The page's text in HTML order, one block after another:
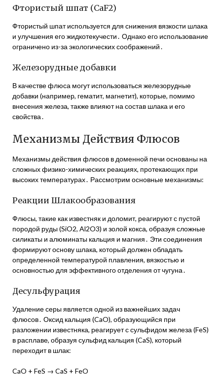
Фтористый шпат (CaF2)
Фтористый шпат используется для снижения вязкости шлака
и улучшения его жидкотекучести․ Однако его использование
ограничено из-за экологических соображений․
Железорудные добавки
В качестве флюса могут использоваться железорудные
добавки (например, гематит, магнетит), которые, помимо
внесения железа, также влияют на состав шлака и его
свойства․
Механизмы Действия Флюсов
Механизмы действия флюсов в доменной печи основаны на
сложных физико-химических реакциях, протекающих при
высоких температурах․ Рассмотрим основные механизмы:
Реакции Шлакообразования
Флюсы, такие как известняк и доломит, реагируют с пустой
породой руды (SiO2, Al2O3) и золой кокса, образуя сложные
силикаты и алюминаты кальция и магния․ Эти соединения
формируют основу шлака, который должен обладать
определенной температурой плавления, вязкостью и
основностью для эффективного отделения от чугуна․
Десульфурация
Удаление серы является одной из важнейших задач
флюсов․ Оксид кальция (CaO), образующийся при
разложении известняка, реагирует с сульфидом железа (FeS)
в расплаве, образуя сульфид кальция (CaS), который
переходит в шлак:
CaO + FeS → CaS + FeO